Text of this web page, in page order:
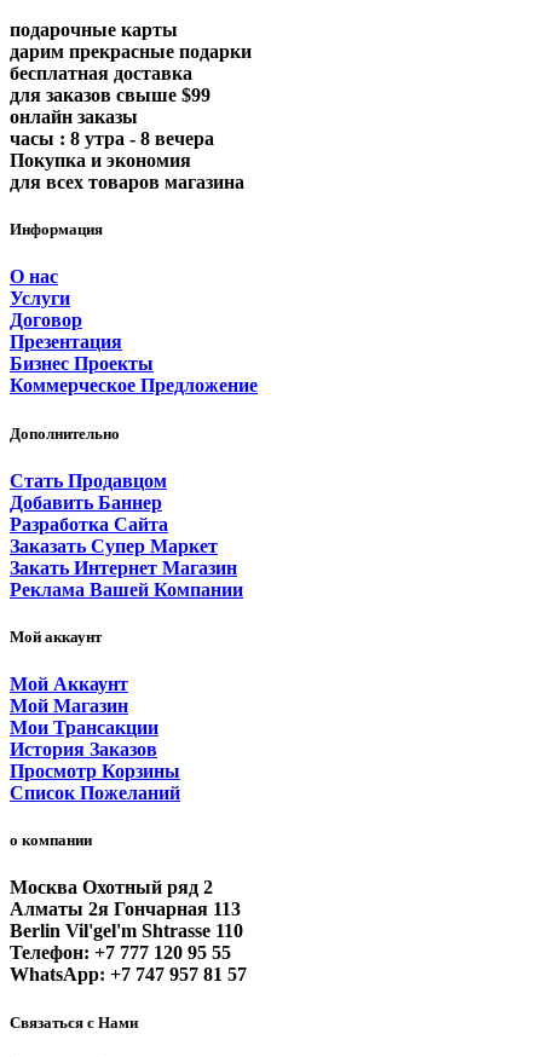
подарочные карты
дарим прекрасные подарки
бесплатная доставка
для заказов свыше $99
онлайн заказы
часы : 8 утра - 8 вечера
Покупка и экономия
для всех товаров магазина
Информация
О нас
Услуги
Договор
Презентация
Бизнес Проекты
Коммерческое Предложение
Дополнительно
Стать Продавцом
Добавить Баннер
Разработка Сайта
Заказать Супер Маркет
Закать Интернет Магазин
Реклама Вашей Компании
Мой аккаунт
Мой Аккаунт
Мой Магазин
Мои Трансакции
История Заказов
Просмотр Корзины
Список Пожеланий
о компании
Москва Охотный ряд 2
Алматы 2я Гончарная 113
Berlin Vil'gel'm Shtrasse 110
Телефон: +7 777 120 95 55
WhatsApp: +7 747 957 81 57
Связаться с Нами